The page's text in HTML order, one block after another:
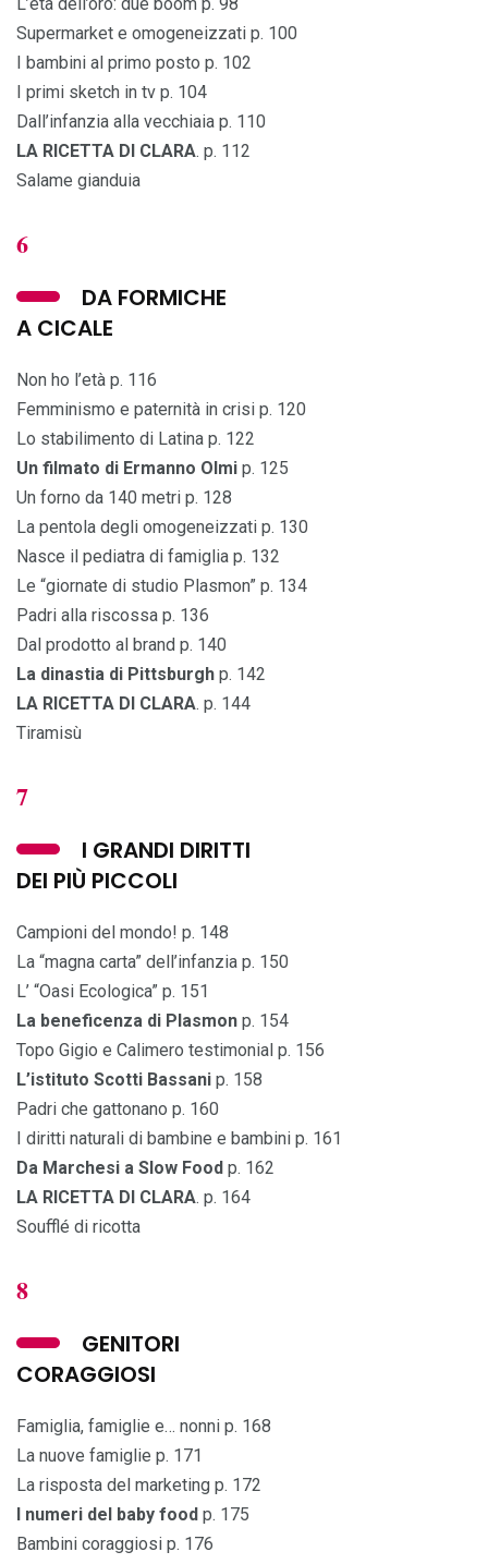
Supermarket e omogeneizzati p. 100
I bambini al primo posto p. 102
I primi sketch in tv p. 104
Dall’infanzia alla vecchiaia p. 110
LA RICETTA DI CLARA. p. 112
Salame gianduia
6
DA FORMICHE
A CICALE
Non ho l’età p. 116
Femminismo e paternità in crisi p. 120
Lo stabilimento di Latina p. 122
Un filmato di Ermanno Olmi p. 125
Un forno da 140 metri p. 128
La pentola degli omogeneizzati p. 130
Nasce il pediatra di famiglia p. 132
Le “giornate di studio Plasmon” p. 134
Padri alla riscossa p. 136
Dal prodotto al brand p. 140
La dinastia di Pittsburgh p. 142
LA RICETTA DI CLARA. p. 144
Tiramisù
7
I GRANDI DIRITTI
DEI PIÙ PICCOLI
Campioni del mondo! p. 148
La “magna carta” dell’infanzia p. 150
L’ “Oasi Ecologica” p. 151
La beneficenza di Plasmon p. 154
Topo Gigio e Calimero testimonial p. 156
L’istituto Scotti Bassani p. 158
Padri che gattonano p. 160
I diritti naturali di bambine e bambini p. 161
Da Marchesi a Slow Food p. 162
LA RICETTA DI CLARA. p. 164
Soufflé di ricotta
8
GENITORI
CORAGGIOSI
Famiglia, famiglie e… nonni p. 168
La nuove famiglie p. 171
La risposta del marketing p. 172
I numeri del baby food p. 175
Bambini coraggiosi p. 176